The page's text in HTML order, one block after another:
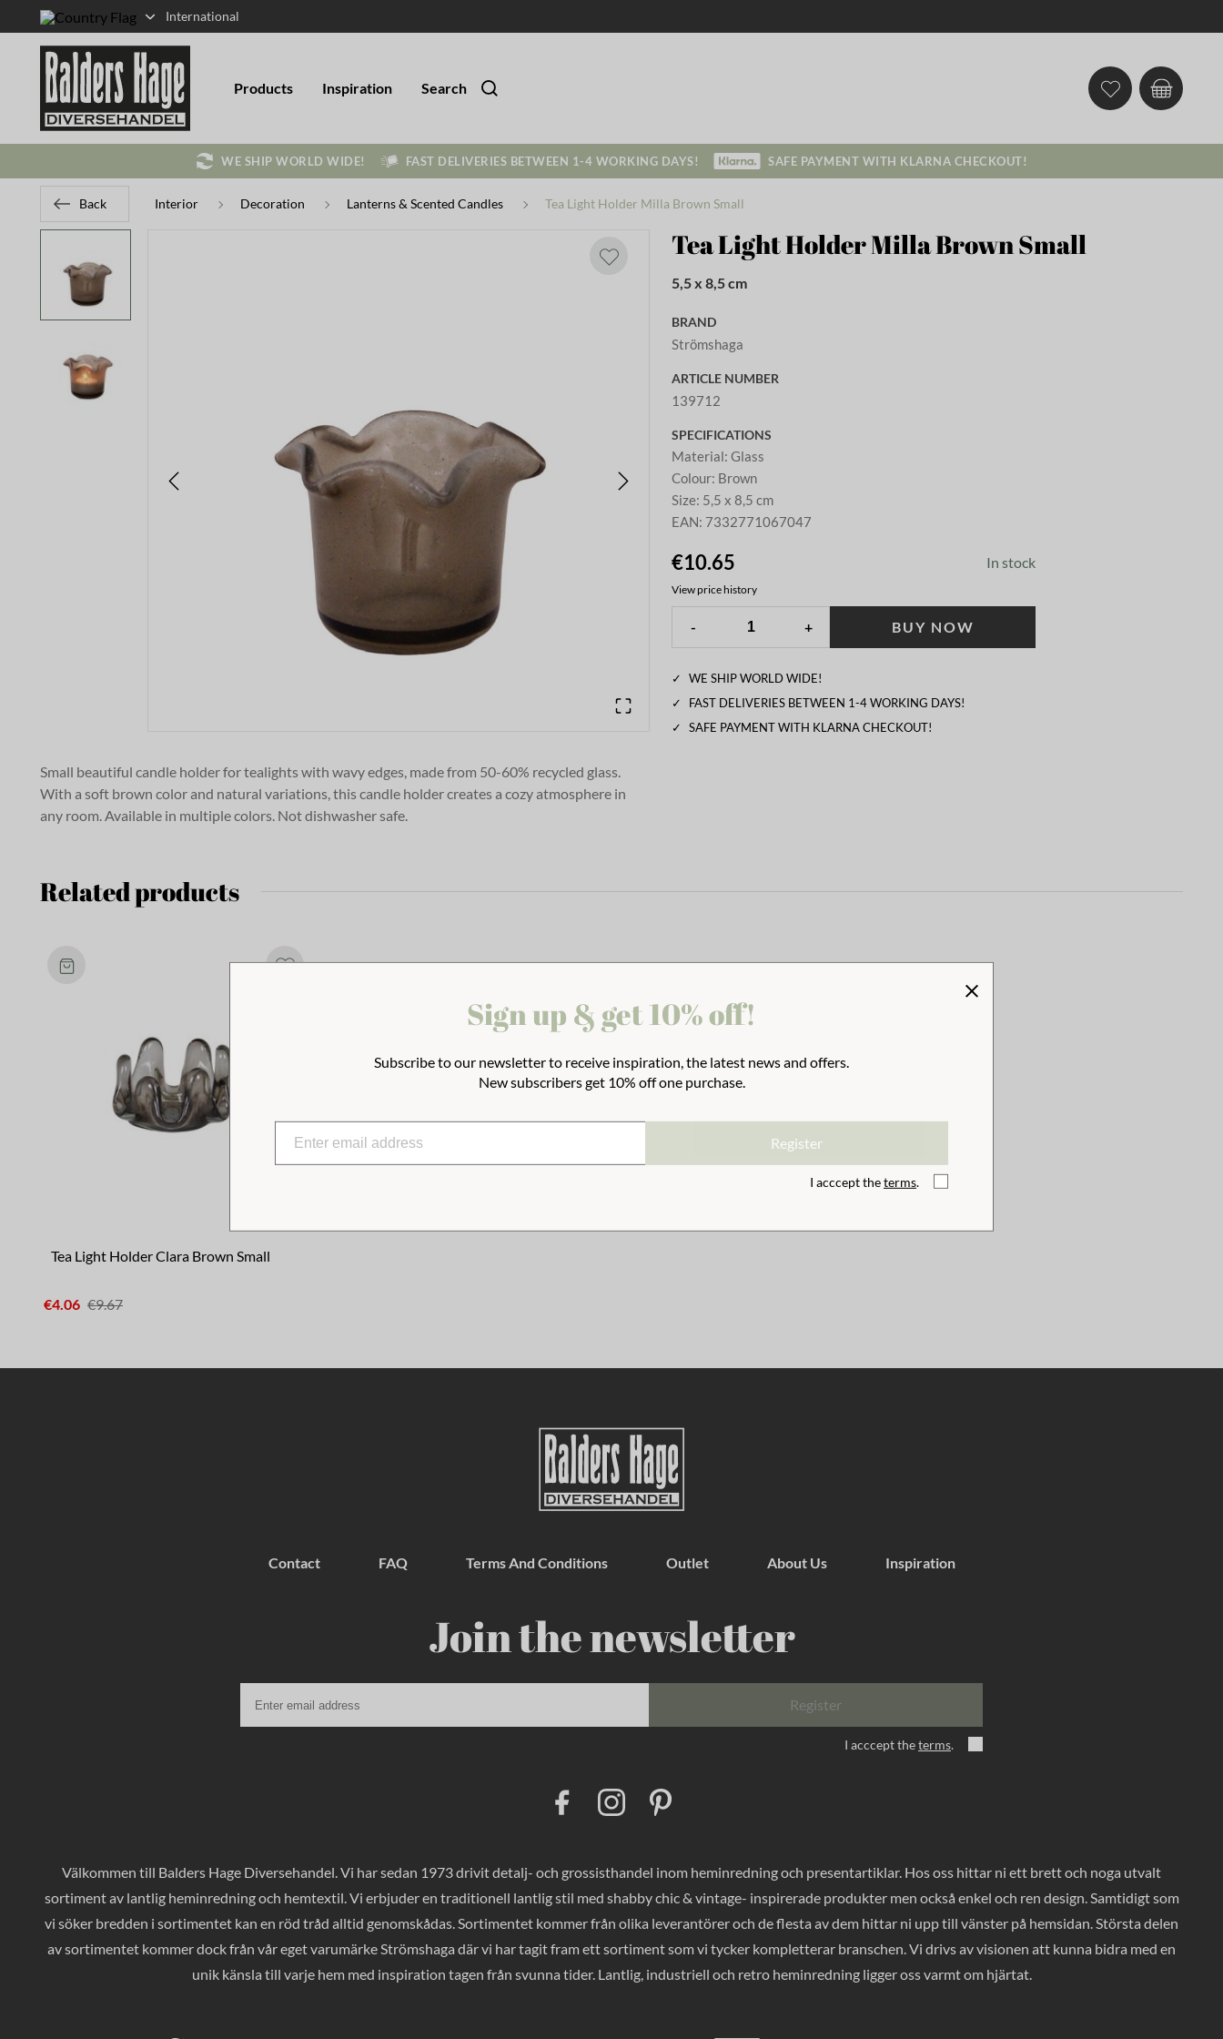
International
Products Inspiration Search
WE SHIP WORLD WIDE! FAST DELIVERIES BETWEEN 1-4 WORKING DAYS! SAFE PAYMENT WITH KLARNA CHECKOUT!
Back Interior Decoration Lanterns & Scented Candles Tea Light Holder Milla Brown Small
Small beautiful candle holder for tealightswith wavy edges, made from 50-60% recycled glass.
With a soft brown color and natural variations, this candle holder creates a cozy atmosphere in
any room. Available in multiple colors. Not dishwasher safe.
Tea Light Holder Milla Brown Small
5,5 x 8,5 cm
BRAND
Strömshaga
ARTICLE NUMBER
139712
SPECIFICATIONS
Material:Glass
Colour: Brown
Size: 5,5 x 8,5 cm
EAN: 7332771067047
€10.65 In stock
View price history
- + BUY NOW
✓
WE SHIP WORLD WIDE!
✓
FAST DELIVERIES BETWEEN 1-4 WORKING DAYS!
✓
SAFE PAYMENT WITH KLARNA CHECKOUT!
Related products
Tea Light Holder Clara Brown Small
€4.06 €9.67
Contact FAQ Terms And Conditions Outlet About Us Inspiration
Join the newsletter
Register
I acccept theterms.
o
o
k
I
n
g
r
a
r
e
s
Välkommen till Balders Hage Diversehandel. Vi har sedan 1973 drivit detalj- och grossisthandel inom heminredning och presentartiklar. Hos oss hittar ni ett brett och noga utvalt
sortiment av lantlig heminredning och hemtextil. Vi erbjuder en traditionell lantlig stil med shabby chic & vintage- inspirerade produkter men också enkel och ren design. Samtidigt som
vi söker bredden i sortimentet kan en röd tråd alltid genomskådas. Sortimentet kommer från olika leverantörer och de flesta av dem hittar ni upp till vänster på hemsidan. Största delen
av sortimentet kommer dock från vår eget varumärke Strömshaga där vi har tagit fram ett sortiment som vi tycker kompletterar branschen. Vi drivs av visionen att kunna bidra med en
unik känsla till varje hem med inspiration tagen från svunna tider. Lantlig, industriell och retro heminredning ligger oss varmt om hjärtat.
Sign up & get 10% off!
Subscribe to our newsletter to receive inspiration, the latest news and offers.
New subscribers get 10% off one purchase.
Register
I acccept theterms.